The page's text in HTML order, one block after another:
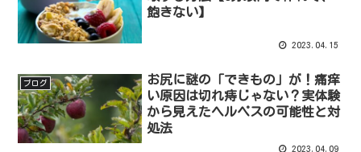
飽きない】
2023.04.15
ブログ
お尻に謎の「できもの」が！痛痒
い原因は切れ痔じゃない？実体験
から見えたヘルペスの可能性と対
処法
2023.04.09